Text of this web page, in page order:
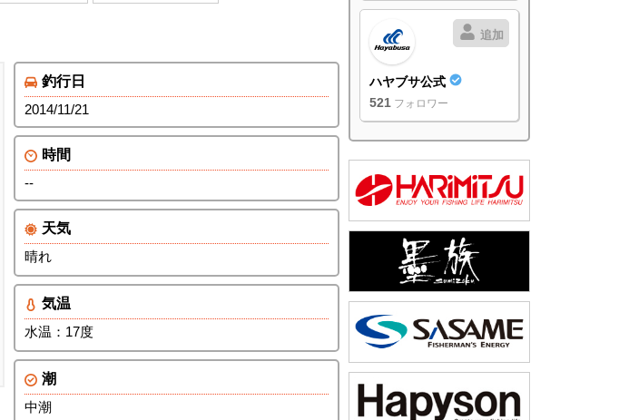
釣行日
2014/11/21
時間
--
天気
晴れ
気温
水温：17度
潮
中潮
追加
ハヤブサ公式
521 フォロワー